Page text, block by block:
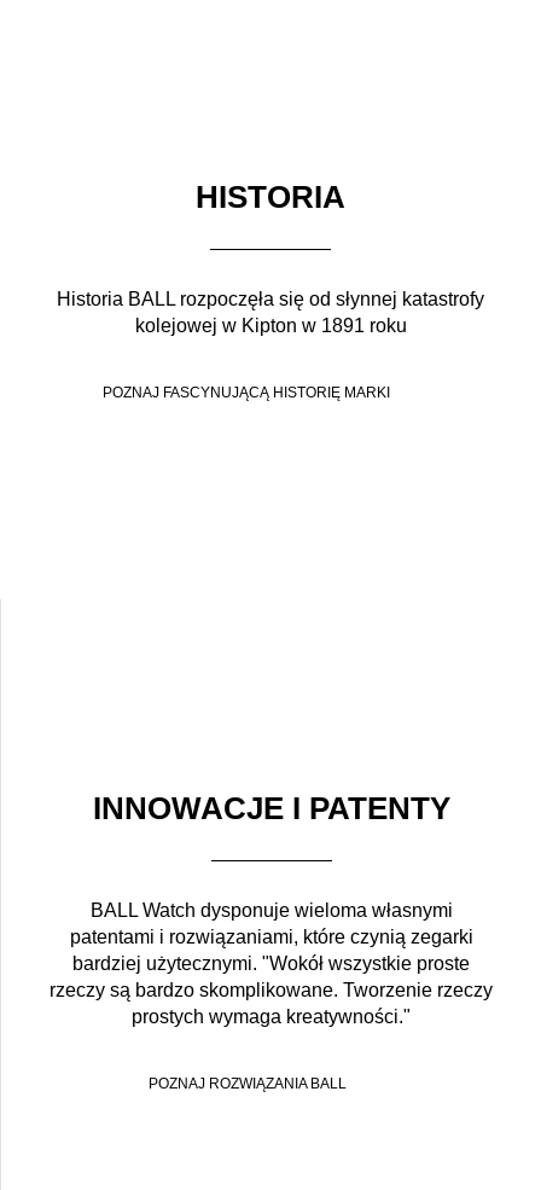
HISTORIA
Historia BALL rozpoczęła się od słynnej katastrofy
kolejowej w Kipton w 1891 roku
POZNAJ FASCYNUJĄCĄ HISTORIĘ MARKI
INNOWACJE I PATENTY
BALL Watch dysponuje wieloma własnymi
patentami i rozwiązaniami, które czynią zegarki
bardziej użytecznymi. "Wokół wszystkie proste
rzeczy są bardzo skomplikowane. Tworzenie rzeczy
prostych wymaga kreatywności."
POZNAJ ROZWIĄZANIA BALL